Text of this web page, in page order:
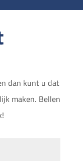
dan kunt u dat
maken. Bellen